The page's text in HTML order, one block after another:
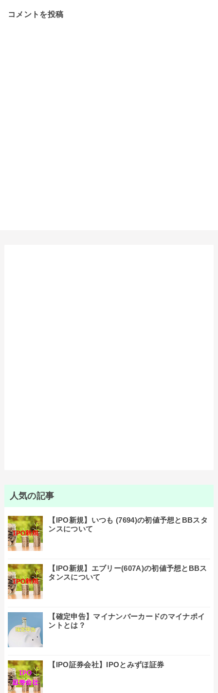
コメントを投稿
人気の記事
【IPO新規】いつも (7694)の初値予想とBBスタ
ンスについて
【IPO新規】エブリー(607A)の初値予想とBBス
タンスについて
【確定申告】マイナンバーカードのマイナポイ
ントとは？
【IPO証券会社】IPOとみずほ証券